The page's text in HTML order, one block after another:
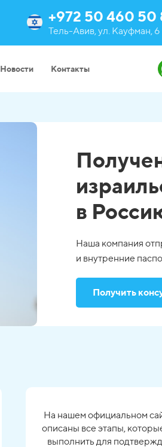
+972 50 460 50
Тель-Авив, ул. Кауфман, 6
Новости Контакты
в
Наша компания
и внутренние
Получить
На нашем официальном
описаны все этапы,
выполнить для